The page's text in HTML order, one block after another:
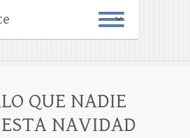
QUE NADIE
NAVIDAD